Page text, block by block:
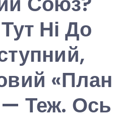
Ні До
«План
Теж. Ось